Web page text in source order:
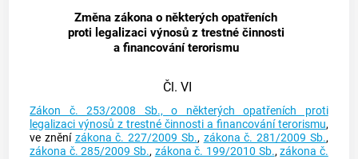
Změna zákona o některých opatřeních
proti legalizaci výnosů z trestné činnosti
a financování terorismu
Čl. VI
Zákon č. 253/2008 Sb., o některých opatřeních proti
legalizaci výnosů z trestné činnosti a financování terorismu,
ve znění zákona č. 227/2009 Sb., zákona č. 281/2009 Sb.,
zákona č. 285/2009 Sb., zákona č. 199/2010 Sb.,zákona č.